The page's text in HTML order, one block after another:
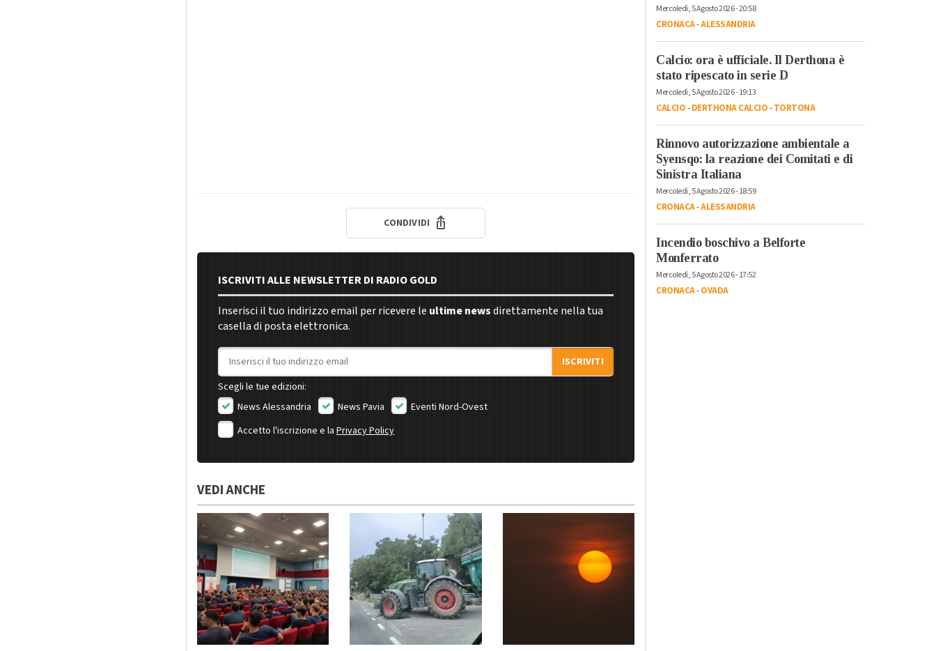
CONDIVIDI
ISCRIVITI ALLE NEWSLETTER DI RADIO GOLD
Inserisci il tuo indirizzo email per ricevere le ultime newsdirettamente nella tua
casella di posta elettronica.
Indirizzo email
ISCRIVITI
Scegli le tue edizioni:
News Alessandria
News Pavia
Eventi Nord-Ovest
Accetto l'iscrizione e la Privacy Policy
VEDI ANCHE
Mercoledì, 5 Agosto 2026 - 20:58
CRONACA-ALESSANDRIA
Calcio: ora è ufficiale. Il Derthona è
stato ripescato in serie D
Mercoledì, 5 Agosto 2026 - 19:13
CALCIO-DERTHONA CALCIO-TORTONA
Rinnovo autorizzazione ambientale a
Syensqo: la reazione dei Comitati e di
Sinistra Italiana
Mercoledì, 5 Agosto 2026 - 18:59
CRONACA-ALESSANDRIA
Incendio boschivo a Belforte
Monferrato
Mercoledì, 5 Agosto 2026 - 17:52
CRONACA-OVADA